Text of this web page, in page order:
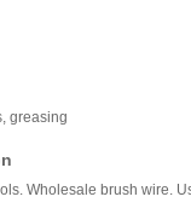
greasing
Wholesale brush wire.